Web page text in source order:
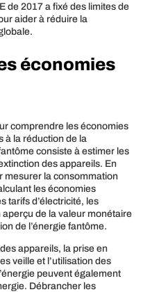
de 2017 a fixé des limites de
aider à réduire la
économies
comprendre les économies
à la réduction de la
consiste à estimer les
des appareils. En
mesurer la consommation
les économies
tarifs d’électricité, les
de la valeur monétaire
de l’énergie fantôme.
appareils, la prise en
veille et l’utilisation des
peuvent également
Débrancher les